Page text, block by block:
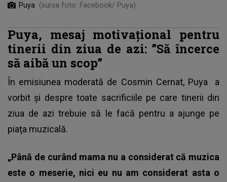
Puya (sursa foto: Facebook/ Puya)
Puya, mesaj motivațional pentru
tinerii din ziua de azi: ”Să încerce
să aibă un scop”
În emisiunea moderată de Cosmin Cernat, Puya
a
vorbit și despre toate sacrificiile pe care tinerii din
ziua de azi trebuie să le facă pentru a ajunge pe
piaţa muzicală.
„Până de curând mama nu a considerat că muzica
este o meserie, nici eu nu am considerat asta o